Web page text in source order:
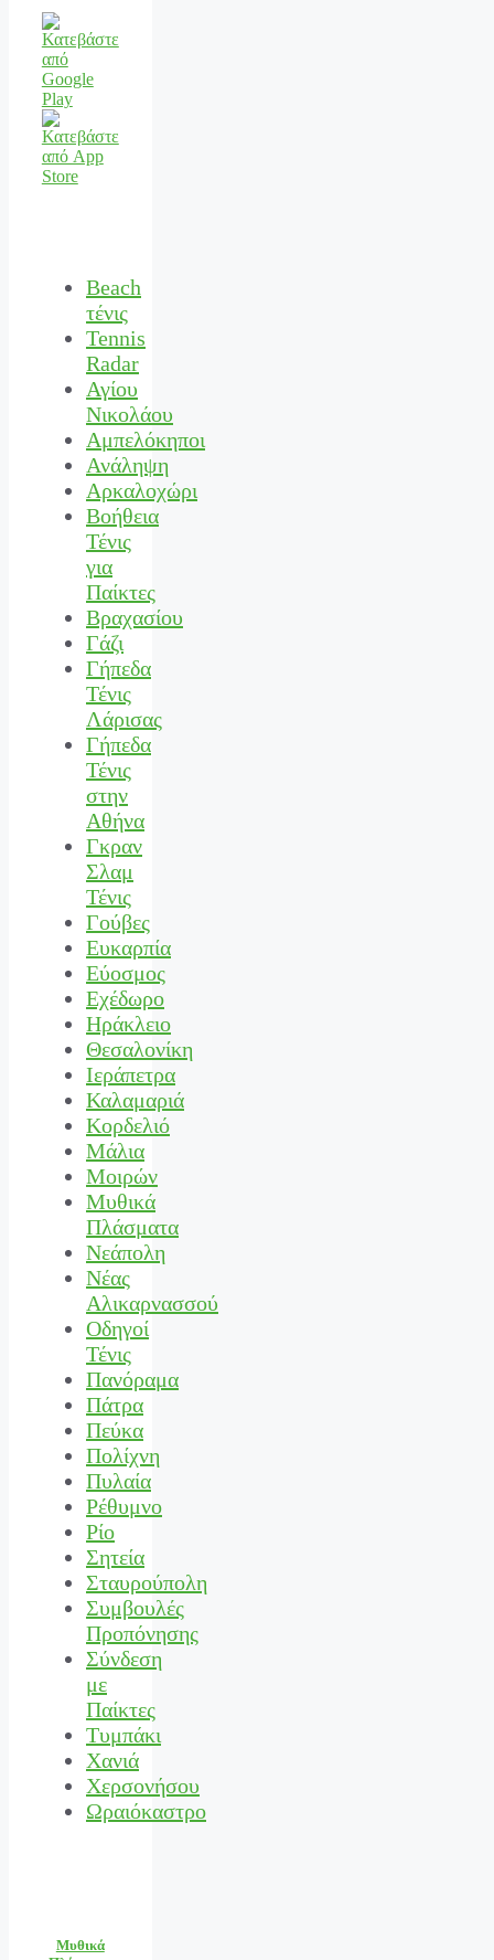
Beach
τένις
Tennis
Radar
Αγίου
Νικολάου
Αμπελόκηποι
Ανάληψη
Αρκαλοχώρι
Βοήθεια
Τένις
για
Παίκτες
Βραχασίου
Γάζι
Γήπεδα
Τένις
Λάρισας
Γήπεδα
Τένις
στην
Αθήνα
Γκραν
Σλαμ
Τένις
Γούβες
Ευκαρπία
Εύοσμος
Εχέδωρο
Ηράκλειο
Θεσαλονίκη
Ιεράπετρα
Καλαμαριά
Κορδελιό
Μάλια
Μοιρών
Μυθικά
Πλάσματα
Νεάπολη
Νέας
Αλικαρνασσού
Οδηγοί
Τένις
Πανόραμα
Πάτρα
Πεύκα
Πολίχνη
Πυλαία
Ρέθυμνο
Ρίο
Σητεία
Σταυρούπολη
Συμβουλές
Προπόνησης
Σύνδεση
με
Παίκτες
Τυμπάκι
Χανιά
Χερσονήσου
Ωραιόκαστρο
Μυθικά